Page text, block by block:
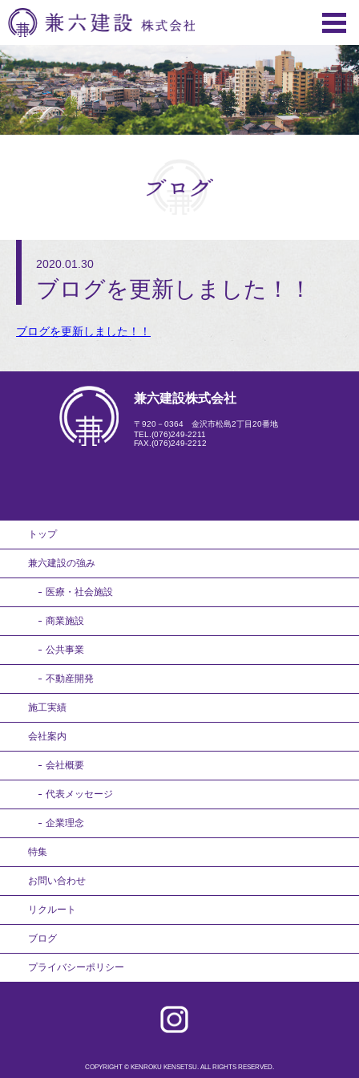
2020.01.30
ブログを更新しました！！
ブログを更新しました！！
兼六建設株式会社
〒920－0364 金沢市松島2丁目20番地
TEL.(076)249-2211
FAX.(076)249-2212
トップ
兼六建設の強み
医療・社会施設
商業施設
公共事業
不動産開発
施工実績
会社案内
会社概要
代表メッセージ
企業理念
特集
お問い合わせ
リクルート
ブログ
プライバシーポリシー
COPYRIGHT © KENROKU KENSETSU. ALL RIGHTS RESERVED.